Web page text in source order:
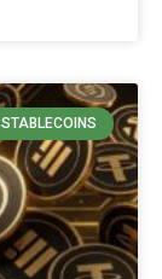
STABLECOINS